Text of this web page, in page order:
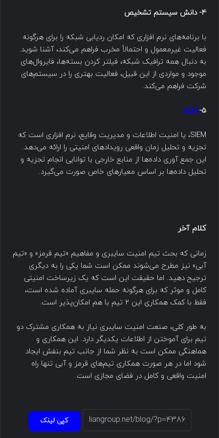
4- دانش سیستم تشخیص
با برنامه‌های نرم افزاری که امکان ردیابی شبکه را برای هرگونه
فعالیت غیرمعمول و احتمالاً مخرب فراهم می‌کند، آشنا شوید.
به دنبال همه ترافیک شبکه‌، فیلتر کردن بسته‌ها، فایروال‌های
موجود و مواردی از این قبیل، فعالیت بهتری را در سیستم‌های
شرکت فراهم می‌کند.
5-
SIEM
SIEM، یا امنیت اطلاعات و مدیریت وقایع، نرم افزاری است که
تجزیه و تحلیل زمان واقعی رویدادهای امنیتی را ارائه می‌دهد.
این جمع آوری داده‌ها از منابع خارجی با توانایی انجام تجزیه و
تحلیل داده‌ها بر اساس معیارهای خاص صورت می‌گیرد.
کلام آخر
زمانی که بحث تیم امنیت سایبری و مفاهیم «تیم قرمز» و «تیم
آبی» نیز مطرح می‌شوند ممکن است شما یکی را به دیگری
ترجیح دهید. اما حقیقت این است که یک زیرساخت امنیتی
کامل و موثر که برای هرگونه حمله سایبری آماده شده است،
فقط با کمک همکاری این ۲ تیم با هم امکان‌پذیر است.
به طور کلی، صنعت امنیت سایبری نیاز به همکاری مشترک دو
تیم برای آموختن از اطلاعات یکدیگر دارد. این همکاری و
هماهنگی ممکن است به نظر شما از جانب تیم بنفش ایجاد
شود اما در هر صورت همکاری تیم‌های قرمز و آبی تنها راه
امنیت واقعی و کامل در فضای مجازی است.
کپی لینک